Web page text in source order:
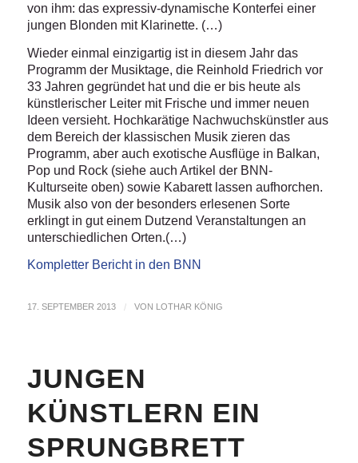
von ihm: das expressiv-dynamische Konterfei einer
jungen Blonden mit Klarinette. (…)
Wieder einmal einzigartig ist in diesem Jahr das
Programm der Musiktage, die Reinhold Friedrich vor
33 Jahren gegründet hat und die er bis heute als
künstlerischer Leiter mit Frische und immer neuen
Ideen versieht. Hochkarätige Nachwuchskünstler aus
dem Bereich der klassischen Musik zieren das
Programm, aber auch exotische Ausflüge in Balkan,
Pop und Rock (siehe auch Artikel der BNN-
Kulturseite oben) sowie Kabarett lassen aufhorchen.
Musik also von der besonders erlesenen Sorte
erklingt in gut einem Dutzend Veranstaltungen an
unterschiedlichen Orten.(…)
Kompletter Bericht in den BNN
17. SEPTEMBER 2013 / VON LOTHAR KÖNIG
JUNGEN
KÜNSTLERN EIN
SPRUNGBRETT